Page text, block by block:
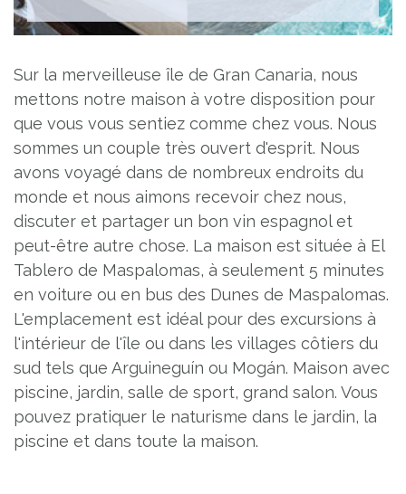
Sur la merveilleuse île de Gran Canaria, nous
mettons notre maison à votre disposition pour
que vous vous sentiez comme chez vous. Nous
sommes un couple très ouvert d'esprit. Nous
avons voyagé dans de nombreux endroits du
monde et nous aimons recevoir chez nous,
discuter et partager un bon vin espagnol et
peut-être autre chose. La maison est située à El
Tablero de Maspalomas, à seulement 5 minutes
en voiture ou en bus des Dunes de Maspalomas.
L'emplacement est idéal pour des excursions à
l'intérieur de l'île ou dans les villages côtiers du
sud tels que Arguineguín ou Mogán. Maison avec
piscine, jardin, salle de sport, grand salon. Vous
pouvez pratiquer le naturisme dans le jardin, la
piscine et dans toute la maison.